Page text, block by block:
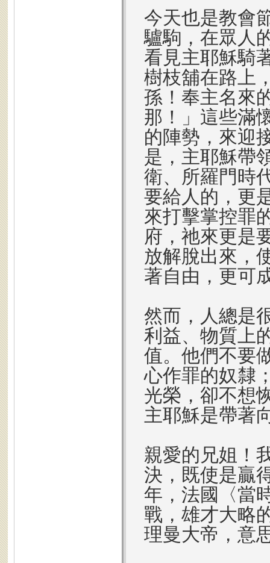
今天也是教會
驢駒，在眾人
看見主耶穌騎
樹枝舖在路上
孫！奉主名來
那！」這些滿
的陣勢，來迎
是，主耶穌帶
衛、所羅門時
要給人的，更
來打擊掌控罪
府，祂來更是
放解脫出來，
著自由，更可
然而，人總是
利益、物質上
值。他們不要
心作罪的奴隸
光榮，卻不想
主耶穌是帶著
親愛的兄姐！
決，既使是贏
年，法國〈當
戰，雄才大略
理曼大帝，意